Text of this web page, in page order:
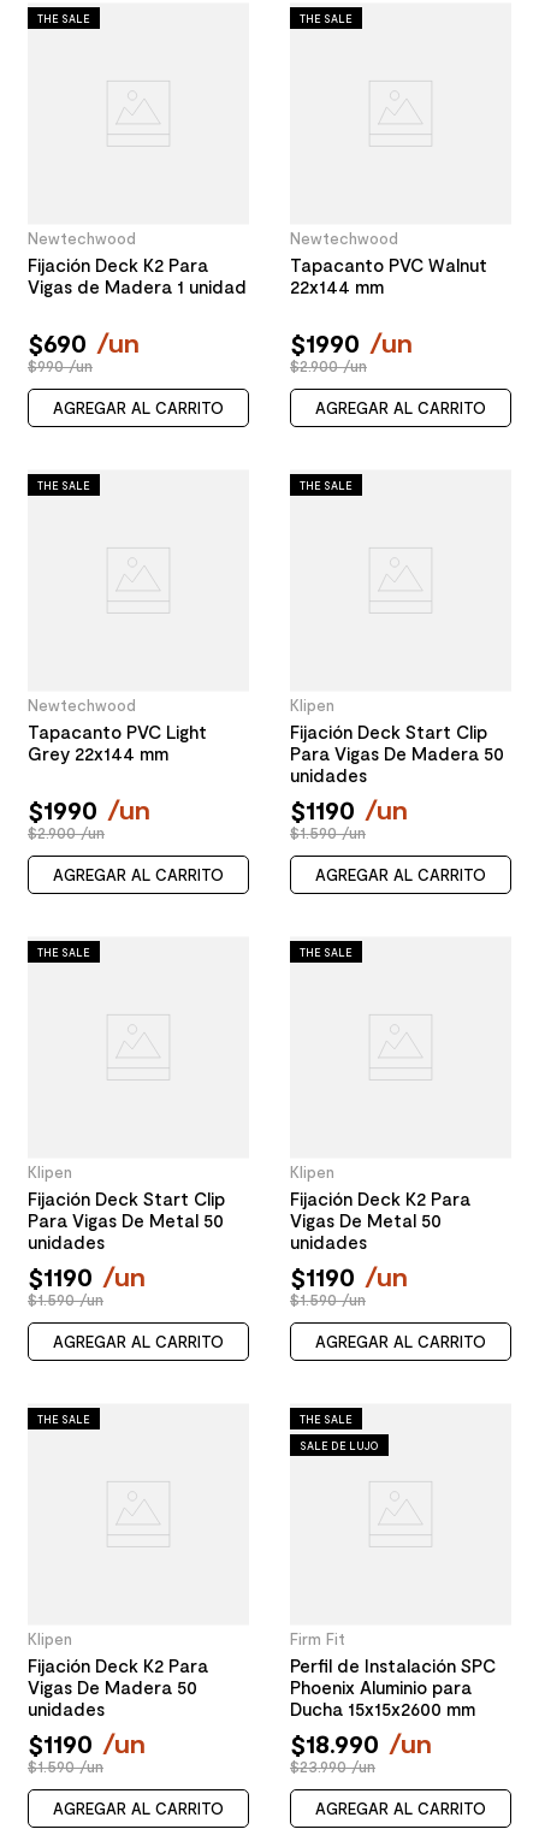
THE SALE
Newtechwood
Fijación Deck K2 Para
Vigas de Madera 1 unidad
$690 /un
$990 /un
AGREGAR AL CARRITO
THE SALE
Newtechwood
Tapacanto PVC Walnut
22x144 mm
$1990 /un
$2.900 /un
AGREGAR AL CARRITO
THE SALE
Newtechwood
Tapacanto PVC Light
Grey 22x144 mm
$1990 /un
$2.900 /un
AGREGAR AL CARRITO
THE SALE
Klipen
Fijación Deck Start Clip
Para Vigas De Madera 50
unidades
$1190 /un
$1.590 /un
AGREGAR AL CARRITO
THE SALE
Klipen
Fijación Deck Start Clip
Para Vigas De Metal 50
unidades
$1190 /un
$1.590 /un
AGREGAR AL CARRITO
THE SALE
Klipen
Fijación Deck K2 Para
Vigas De Metal 50
unidades
$1190 /un
$1.590 /un
AGREGAR AL CARRITO
THE SALE
Klipen
Fijación Deck K2 Para
Vigas De Madera 50
unidades
$1190 /un
$1.590 /un
AGREGAR AL CARRITO
THE SALE
SALE DE LUJO
Firm Fit
Perfil de Instalación SPC
Phoenix Aluminio para
Ducha 15x15x2600 mm
$18.990 /un
$23.990 /un
AGREGAR AL CARRITO